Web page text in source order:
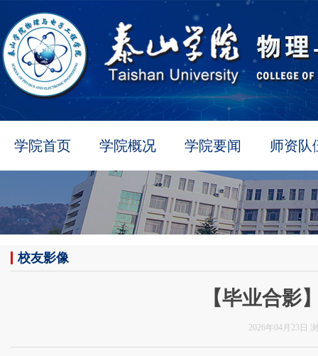
学院首页 学院概况 学院要闻 师资队
校友影像
【毕业合影
2026年04月23日